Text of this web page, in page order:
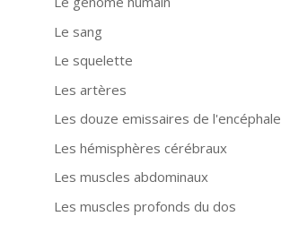
Le sang
Le squelette
Les artères
Les douze emissaires de l'encéphale
Les hémisphères cérébraux
Les muscles abdominaux
Les muscles profonds du dos